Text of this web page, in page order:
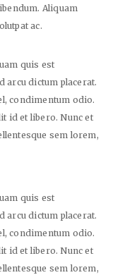
Aliquam
ac.
quis est
arcu dictum placerat.
condimentum odio.
id et libero. Nunc et
sem lorem,
quis est
arcu dictum placerat.
condimentum odio.
id et libero. Nunc et
sem lorem,